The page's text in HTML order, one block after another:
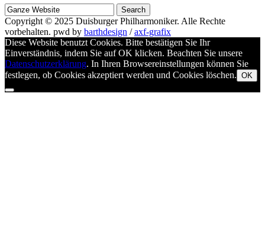
Suche
nach
Copyright © 2025 Duisburger Philharmoniker. Alle Rechte
vorbehalten. pwd by barthdesign /axf-grafix
Diese Website benutzt Cookies. Bitte bestätigen Sie Ihr
Einverständnis, indem Sie auf OK klicken. Beachten Sie unsere
Datenschutzerklärung. In Ihren Browsereinstellungen können Sie
festlegen, ob Cookies akzeptiert werden und Cookies löschen. OK